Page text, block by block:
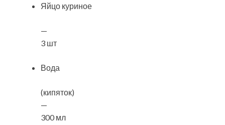
Яйцо куриное
—
3 шт
Вода
(кипяток)
—
300 мл